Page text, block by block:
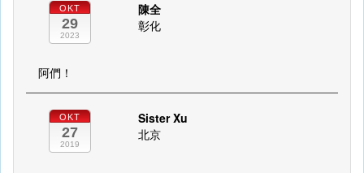
OKT
29
2023
陳全
彰化
阿們！
OKT
27
2019
Sister Xu
北京